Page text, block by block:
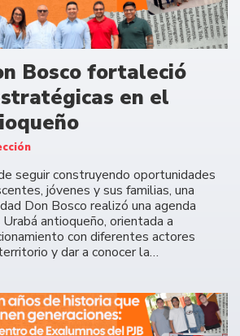
Bosco fortaleció
en el
seguir construyendo oportunidades
jóvenes y sus familias, una
Don Bosco realizó una agenda
antioqueño, orientada a
con diferentes actores
y dar a conocer la…